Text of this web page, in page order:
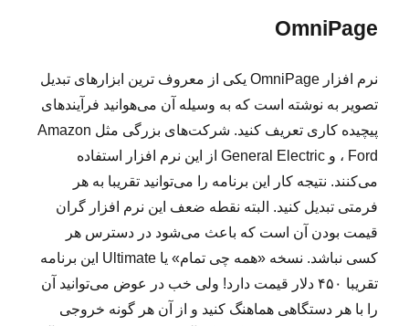
OmniPage
نرم افزار OmniPage یکی از معروف ترین ابزارهای تبدیل
تصویر به نوشته است که به وسیله آن می‌هوانید فرآیندهای
پیچیده کاری تعریف کنید. شرکت‌های بزرگی مثل Amazon
، Ford و General Electric از این نرم افزار استفاده
می‌کنند. نتیجه کار این برنامه را می‌توانید تقریبا به هر
فرمتی تبدیل کنید. البته نقطه ضعف این نرم افزار گران
قیمت بودن آن است که باعث می‌شود در دسترس هر
کسی نباشد. نسخه «همه چی تمام» یا Ultimate این برنامه
تقریبا ۴۵۰ دلار قیمت دارد! ولی خب در عوض می‌توانید آن
را با هر دستگاهی هماهنگ کنید و از آن هر گونه خروجی